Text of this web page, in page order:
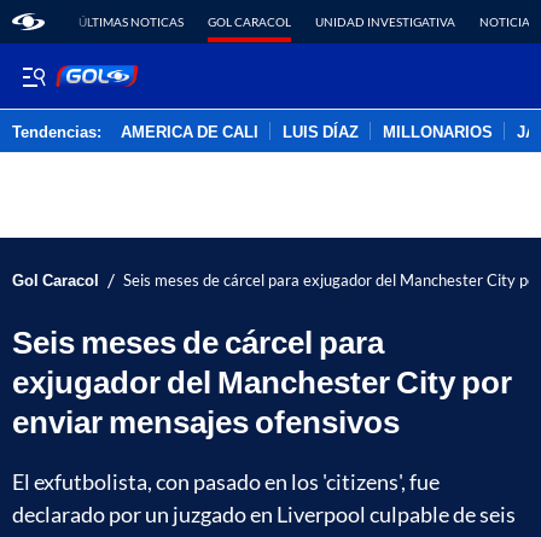
ÚLTIMAS NOTICAS GOL CARACOL UNIDAD INVESTIGATIVA NOTICIAS
Tendencias: AMERICA DE CALI LUIS DÍAZ MILLONARIOS
Gol Caracol / Seis meses de cárcel para exjugador del Manchester City
Seis meses de cárcel para
exjugador del Manchester City por
enviar mensajes ofensivos
El exfutbolista, con pasado en los 'citizens', fue
declarado por un juzgado en Liverpool culpable de seis